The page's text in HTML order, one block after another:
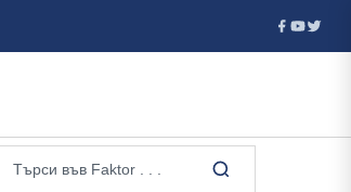
В Москва погребаха генерал при засилена